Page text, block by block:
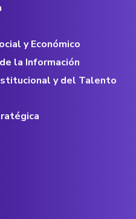
y Económico
la Información
y del Talento